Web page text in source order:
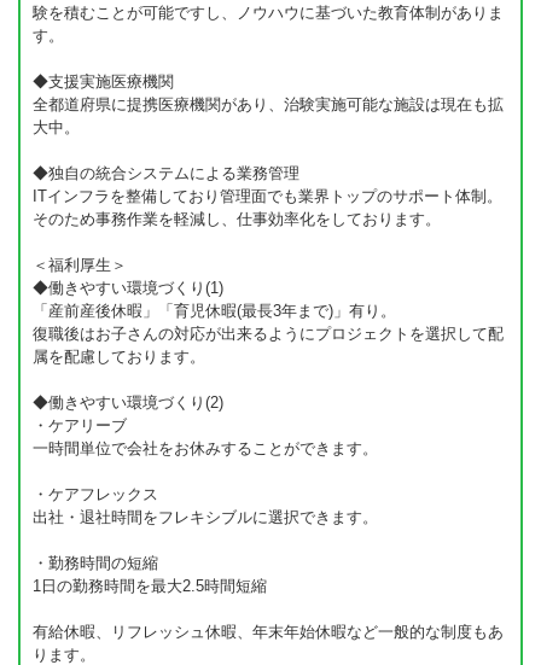
験を積むことが可能ですし、ノウハウに基づいた教育体制がありま
す。
◆支援実施医療機関
全都道府県に提携医療機関があり、治験実施可能な施設は現在も拡
大中。
◆独自の統合システムによる業務管理
ITインフラを整備しており管理面でも業界トップのサポート体制。
そのため事務作業を軽減し、仕事効率化をしております。
＜福利厚生＞
◆働きやすい環境づくり(1)
「産前産後休暇」「育児休暇(最長3年まで)」有り。
復職後はお子さんの対応が出来るようにプロジェクトを選択して配
属を配慮しております。
◆働きやすい環境づくり(2)
・ケアリーブ
一時間単位で会社をお休みすることができます。
・ケアフレックス
出社・退社時間をフレキシブルに選択できます。
・勤務時間の短縮
1日の勤務時間を最大2.5時間短縮
有給休暇、リフレッシュ休暇、年末年始休暇など一般的な制度もあ
ります。